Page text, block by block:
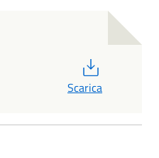
Scarica